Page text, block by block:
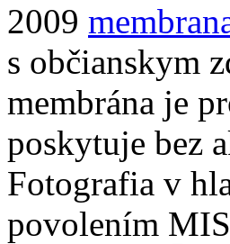
2009
s občianskym
membrána je
poskytuje bez
Fotografia v
povolením